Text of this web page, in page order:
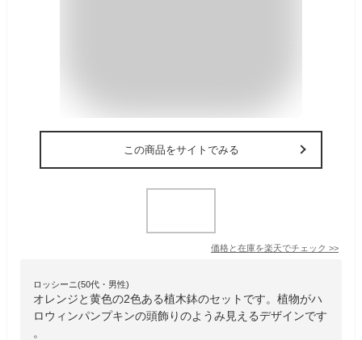
この商品をサイトでみる
価格と在庫を楽天でチェック >>
ロッシーニ(50代・男性)
オレンジと黄色の2色ある植木鉢のセットです。植物がハ
ロウィンパンプキンの頭飾りのようみ見えるデザインです
。